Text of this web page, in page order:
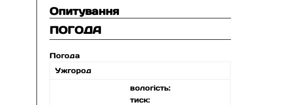
Опитування
ПОГОДА
Погода
Ужгород
вологість:
тиск: